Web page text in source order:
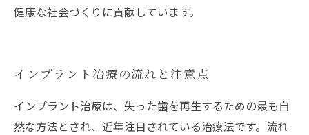
健康な社会づくりに貢献しています。
インプラント治療の流れと注意点
インプラント治療は、失った歯を再生するための最も自
然な方法とされ、近年注目されている治療法です。流れ